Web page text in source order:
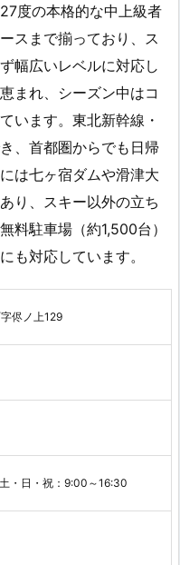
度の本格的な中上級者
スまで揃っており、ス
幅広いレベルに対応し
まれ、シーズン中はコ
います。東北新幹線・
、首都圏からでも日帰
は七ヶ宿ダムや滑津大
り、スキー以外の立ち
料駐車場（約1,500台）
も対応しています。
侭ノ上129
・日・祝：9:00～16:30